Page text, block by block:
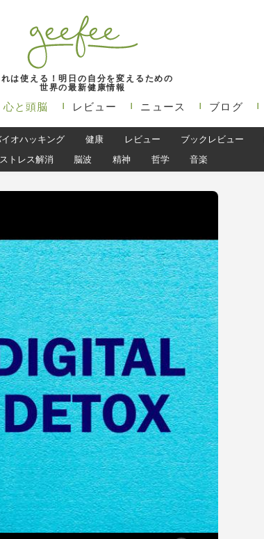
は使える！明日の自分を変えるための
世界の最新健康情報
心と頭脳 レビュー ニュース ブログ
イオハッキング 健康 レビュー ブックレビュー
ストレス解消 脳波 精神 哲学 音楽